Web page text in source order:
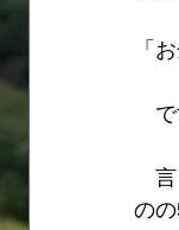
「
で
言
の